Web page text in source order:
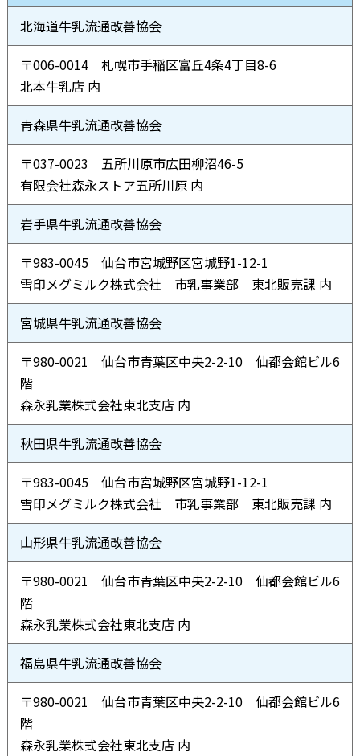
北海道牛乳流通改善協会
〒006-0014 札幌市手稲区富丘4条4丁目8-6
北本牛乳店 内
青森県牛乳流通改善協会
〒037-0023 五所川原市広田柳沼46-5
有限会社森永ストア五所川原 内
岩手県牛乳流通改善協会
〒983-0045 仙台市宮城野区宮城野1-12-1
雪印メグミルク株式会社 市乳事業部 東北販売課 内
宮城県牛乳流通改善協会
〒980-0021 仙台市青葉区中央2-2-10 仙都会館ビル6
階
森永乳業株式会社東北支店 内
秋田県牛乳流通改善協会
〒983-0045 仙台市宮城野区宮城野1-12-1
雪印メグミルク株式会社 市乳事業部 東北販売課 内
山形県牛乳流通改善協会
〒980-0021 仙台市青葉区中央2-2-10 仙都会館ビル6
階
森永乳業株式会社東北支店 内
福島県牛乳流通改善協会
〒980-0021 仙台市青葉区中央2-2-10 仙都会館ビル6
階
森永乳業株式会社東北支店 内